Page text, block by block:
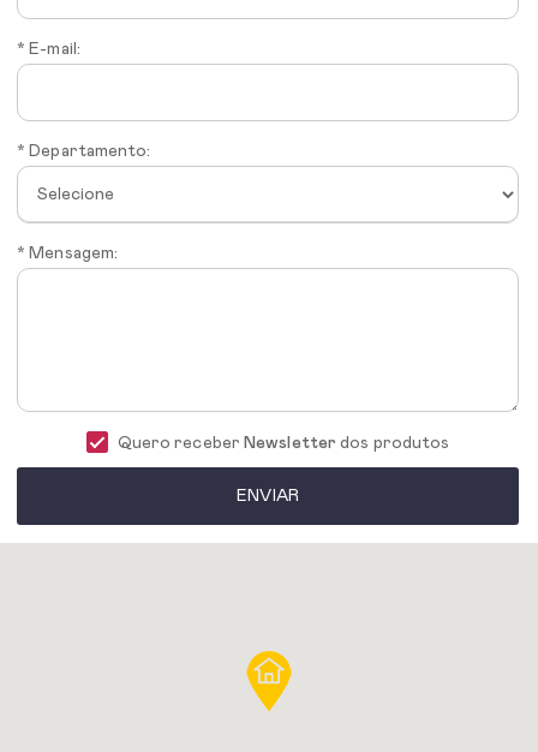
* E-mail:
* Departamento:
* Mensagem:
Quero receber Newsletter dos produtos
ENVIAR